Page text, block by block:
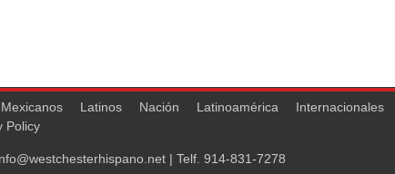
Mexicanos Latinos Nación Latinoamérica Internacionales
Policy
| Telf. 914-831-7278